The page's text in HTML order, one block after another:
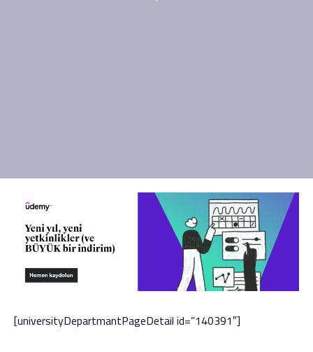
[universityDepartmantPageDetail id=”140391″]